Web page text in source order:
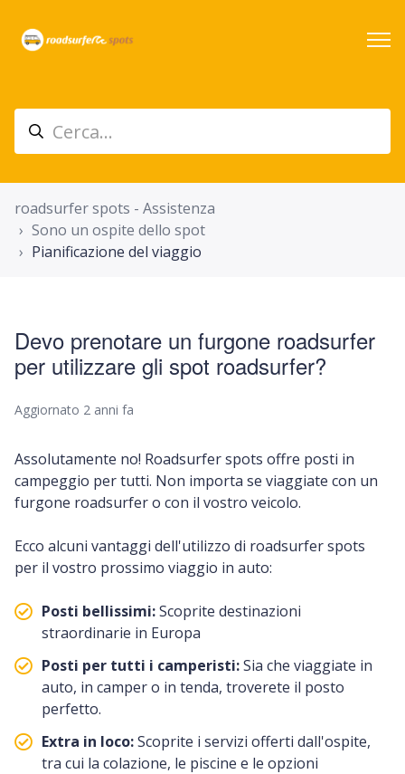
roadsurfer spots - Assistenza
Sono un ospite dello spot
Pianificazione del viaggio
Devo prenotare un furgone roadsurfer
per utilizzare gli spot roadsurfer?
Aggiornato 2 anni fa
Assolutamente no! Roadsurfer spots offre posti in
campeggio per tutti. Non importa se viaggiate con un
furgone roadsurfer o con il vostro veicolo.
Ecco alcuni vantaggi dell'utilizzo di roadsurfer spots
per il vostro prossimo viaggio in auto:
Posti bellissimi:Scoprite destinazioni
straordinarie in Europa
Posti per tutti i camperisti:Sia che viaggiate in
auto, in camper o in tenda, troverete il posto
perfetto.
Extra in loco:Scoprite i servizi offerti dall'ospite,
tra cui la colazione, le piscine e le opzioni